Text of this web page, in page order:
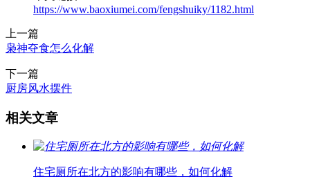
https://www.baoxiumei.com/fengshuiky/1182.html
上一篇
枭神夺食怎么化解
下一篇
厨房风水摆件
相关文章
住宅厕所在北方的影响有哪些，如何化解